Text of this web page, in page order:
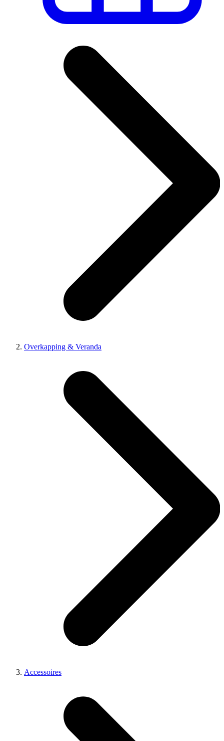
Overkapping & Veranda
Accessoires